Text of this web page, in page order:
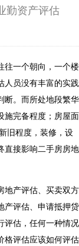
勤资产评估
往一个朝向，一个楼
人员没有丰富的实践
断。而所处地段繁华
施完备程度；房屋面
旧程度，装修，设
接影响二手房房地
地产评估、买卖双方
产评估、申请抵押贷
评估，任何一种情况
格评估应该如何评估